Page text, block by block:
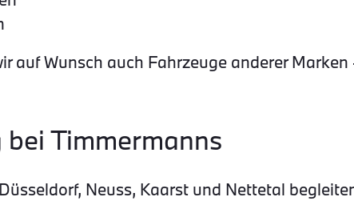
auf Wunsch auch Fahrzeuge anderer
Timmermanns
Neuss, Kaarst und Nettetal